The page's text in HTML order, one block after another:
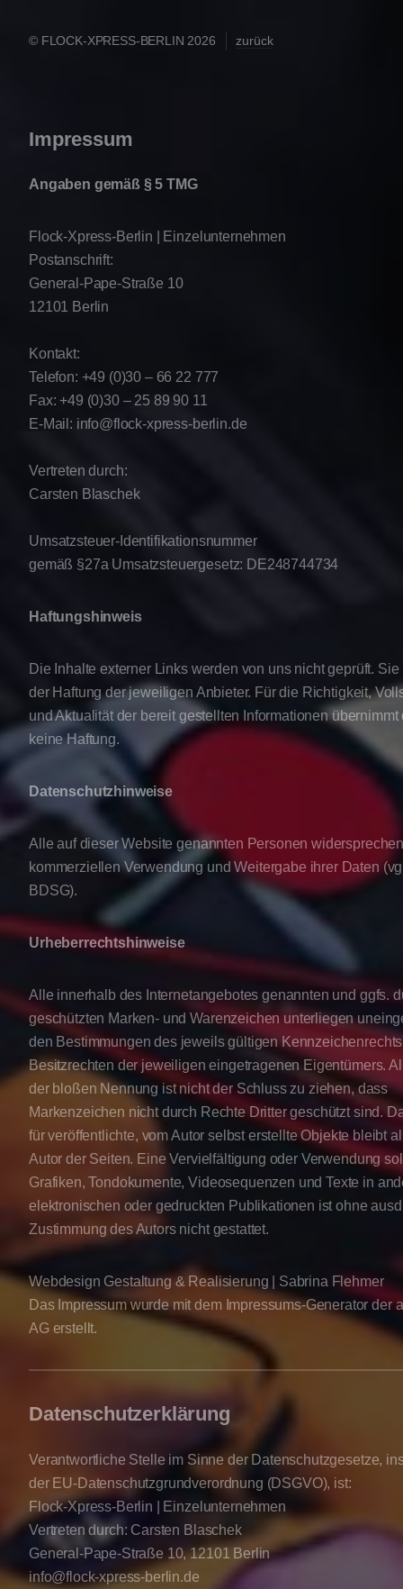
© FLOCK-XPRESS-BERLIN 2026 zurück
Impressum
Angaben gemäß § 5 TMG
Flock-Xpress-Berlin | Einzelunternehmen
Postanschrift:
General-Pape-Straße 10
12101 Berlin
Kontakt:
Telefon: +49 (0)30 – 66 22 777
Fax: +49 (0)30 – 25 89 90 11
E-Mail: info@flock-xpress-berlin.de
Vertreten durch:
Carsten Blaschek
Umsatzsteuer-Identifikationsnummer
gemäß §27a Umsatzsteuergesetz: DE248744734
Haftungshinweis
Die Inhalte externer Links werden von uns nicht geprüft.
der Haftung der jeweiligen Anbieter. Für die Richtigkeit,
und Aktualität der bereit gestellten Informationen übernimmt
keine Haftung.
Datenschutzhinweise
Alle auf dieser Website genannten Personen
kommerziellen Verwendung und Weitergabe ihrer Daten
BDSG).
Urheberrechtshinweise
Alle innerhalb des Internetangebotes genannten und ggfs.
geschützten Marken- und Warenzeichen unterliegen
den Bestimmungen des jeweils gültigen
Besitzrechten der jeweiligen eingetragenen Eigentümers.
der bloßen Nennung ist nicht der Schluss zu ziehen, dass
Markenzeichen nicht durch Rechte Dritter geschützt sind.
für veröffentlichte, vom Autor selbst erstellte Objekte bleibt
Autor der Seiten. Eine Vervielfältigung oder Verwendung
Grafiken, Tondokumente, Videosequenzen und Texte in
elektronischen oder gedruckten Publikationen ist ohne
Zustimmung des Autors nicht gestattet.
Webdesign Gestaltung & Realisierung | Sabrina Flehmer
Das Impressum wurde mit dem Impressums-Generator der
AG erstellt.
Datenschutzerklärung
Verantwortliche Stelle im Sinne der Datenschutzgesetze,
der EU-Datenschutzgrundverordnung (DSGVO), ist:
Flock-Xpress-Berlin | Einzelunternehmen
Vertreten durch: Carsten Blaschek
General-Pape-Straße 10, 12101 Berlin
info@flock-xpress-berlin.de